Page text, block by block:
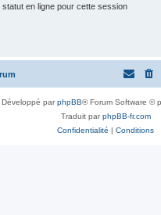
en ligne pour cette session
Développé parphpBB® Forum Software ©
Traduit parphpBB-fr.com
Confidentialité | Conditions